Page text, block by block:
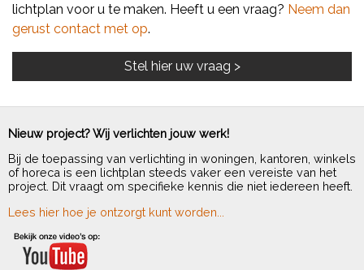
lichtplan voor u te maken. Heeft u een vraag? Neem dan
gerust contact met op.
Nieuw project? Wij verlichten jouw werk!
Bij de toepassing van verlichting in woningen, kantoren, winkels
of horeca is een lichtplan steeds vaker een vereiste van het
project. Dit vraagt om specifieke kennis die niet iedereen heeft.
Lees hier hoe je ontzorgt kunt worden...